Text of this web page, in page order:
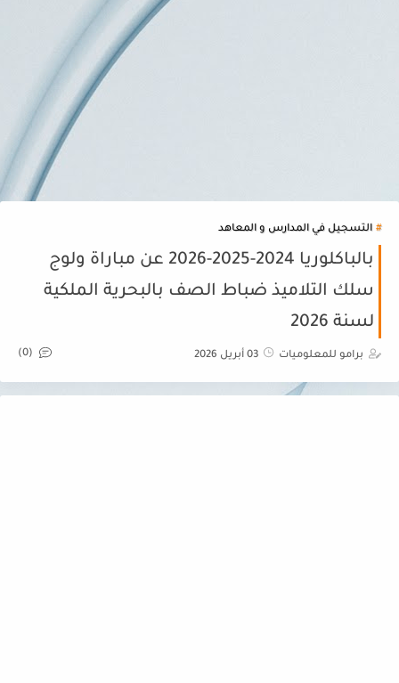
التسجيل في المدارس و المعاهد
بالباكلوريا 2024-2025-2026 عن مباراة ولوج
سلك التلاميذ ضباط الصف بالبحرية الملكية
لسنة 2026
برامو للمعلوميات 03 أبريل 2026 (0)